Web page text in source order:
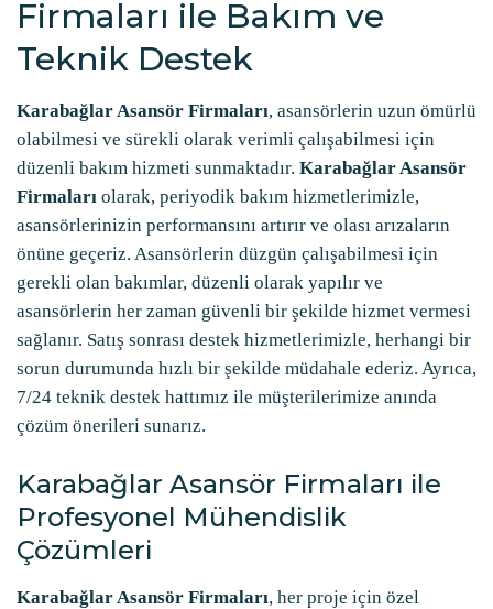
Firmaları ile Bakım ve
Teknik Destek
Karabağlar Asansör Firmaları, asansörlerin uzun ömürlü
olabilmesi ve sürekli olarak verimli çalışabilmesi için
düzenli bakım hizmeti sunmaktadır. Karabağlar Asansör
Firmaları olarak, periyodik bakım hizmetlerimizle,
asansörlerinizin performansını artırır ve olası arızaların
önüne geçeriz. Asansörlerin düzgün çalışabilmesi için
gerekli olan bakımlar, düzenli olarak yapılır ve
asansörlerin her zaman güvenli bir şekilde hizmet vermesi
sağlanır. Satış sonrası destek hizmetlerimizle, herhangi bir
sorun durumunda hızlı bir şekilde müdahale ederiz. Ayrıca,
7/24 teknik destek hattımız ile müşterilerimize anında
çözüm önerileri sunarız.
Karabağlar Asansör Firmaları ile
Profesyonel Mühendislik
Çözümleri
Karabağlar Asansör Firmaları, her proje için özel